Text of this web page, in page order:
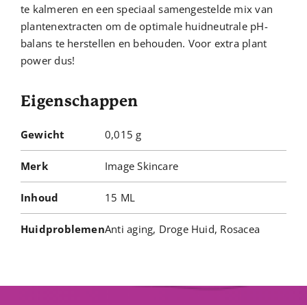
te kalmeren en een speciaal samengestelde mix van
plantenextracten om de optimale huidneutrale pH-
balans te herstellen en behouden. Voor extra plant
power dus!
Eigenschappen
Gewicht 0,015 g
Merk Image Skincare
Inhoud 15 ML
HuidproblemenAnti aging, Droge Huid, Rosacea